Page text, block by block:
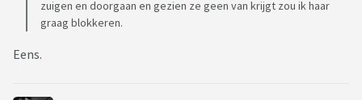
zuigen en doorgaan en gezien ze geen van krijgt zou ik haar
graag blokkeren.
Eens.